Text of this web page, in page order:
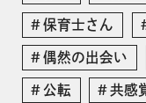
保育士さん
偶然の出会い
公転 共感